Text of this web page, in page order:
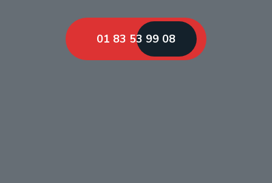
01 83 53 99 08